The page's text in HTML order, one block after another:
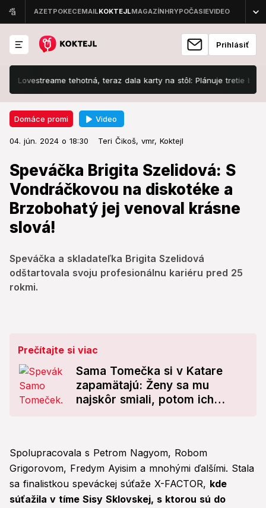
Prihlásiť
tehotná, teraz dala karty na stôl: Plánuje tretie bábätko?
Domáce promi Video
04. jún. 2024 o 18:30 Teri Čikoš, vmr, Koktejl
Speváčka Brigita Szelidová: S
Vondráčkovou na diskotéke a
Brzobohatý jej venoval krásne
slová!
Speváčka a skladateľka Brigita Szelidová
odštartovala svoju profesionálnu kariéru pred 25
rokmi.
Domáce promi 04. jún. 2024 o 18:30
Speváčka Brigita Szelidová: S
Vondráčkovou na diskotéke a
Brzobohatý jej venoval krásne
slová!
Speváčka a skladateľka Brigita Szelidová odštartovala
Prečítajte si viac
Sama Tomečka si v Katare
zapamätajú: Ženy sa mu
najskôr smiali, potom ich
Spolupracovala s Petrom Nagyom, Robom
Grigorovom, Fredym Ayisim a mnohými ďalšími. Stala
sa finalistkou speváckej súťaže X-FACTOR, kde
súťažila v tíme Sisy Sklovskej, s ktorou sú do